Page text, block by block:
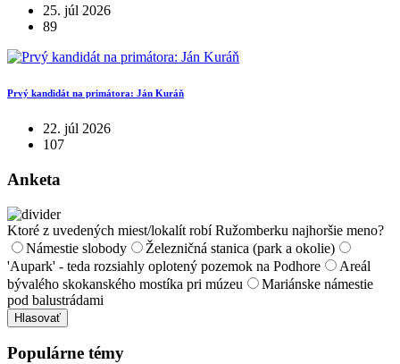
25. júl 2026
89
Prvý kandidát na primátora: Ján Kuráň
22. júl 2026
107
Anketa
Ktoré z uvedených miest/lokalít robí Ružomberku najhoršie meno?
Námestie slobody
Železničná stanica (park a okolie)
'Aupark' - teda rozsiahly oplotený pozemok na Podhore
Areál
bývalého skokanského mostíka pri múzeu
Mariánske námestie
pod balustrádami
Hlasovať
Populárne témy